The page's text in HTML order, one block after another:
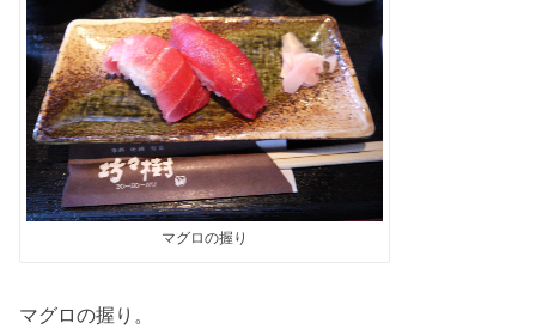
マグロの握り
マグロの握り。